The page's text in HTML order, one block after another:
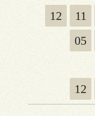
12 11
05
12